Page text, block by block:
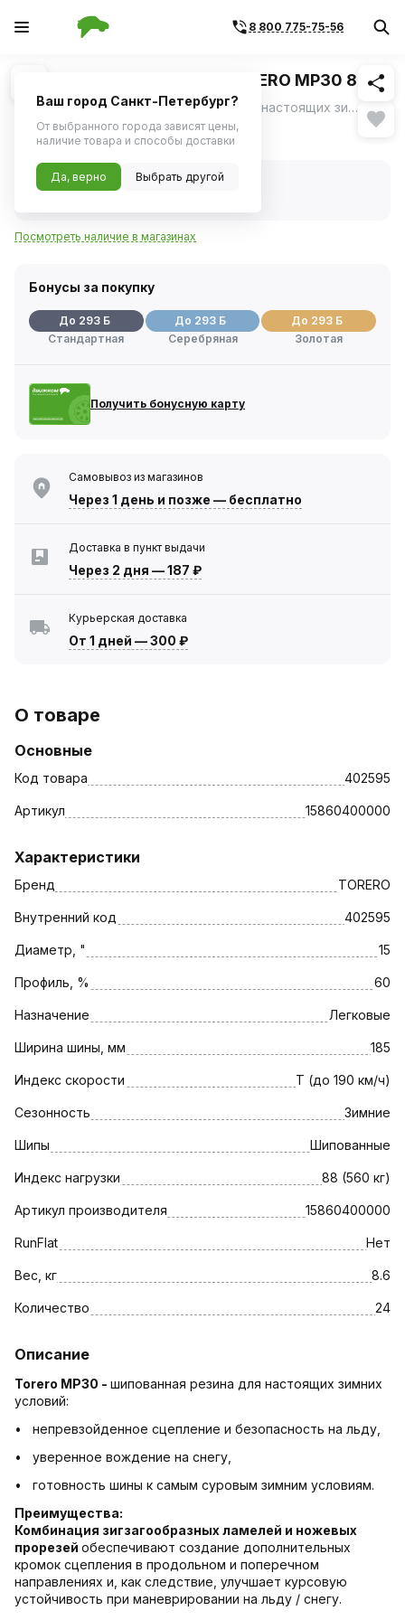
8 800 775-75-56
1/3 Похожие
Шина зимняя R15 185/60 TORERO MP30 88T
Torero MP30 - шипованная резина для настоящих зимних условий: • непревзойденное сцепление и безопасность на льду, • уверенное вождение на снегу, • готовность шины к самым суровым зимним условиям.
5 859 ₽
В наличии
Код товара:402595
Посмотреть наличие в магазинах
Бонусы за покупку
До 293 Б
Стандартная
До 293 Б
Серебряная
До 293 Б
Золотая
Получить бонусную карту
Самовывоз из магазинов
Через 1 день и позже — бесплатно
Доставка в пункт выдачи
Через 2 дня —187 ₽
Курьерская доставка
От 1 дней —300 ₽
О товаре
Основные
Код товара 402595
Артикул 15860400000
Характеристики
Бренд TORERO
Внутренний код 402595
Диаметр, " 15
Профиль, % 60
Назначение Легковые
Ширина шины, мм 185
Индекс скорости T (до 190 км/ч)
Сезонность Зимние
Шипы Шипованные
Индекс нагрузки 88 (560 кг)
Артикул производителя 15860400000
RunFlat Нет
Вес, кг 8.6
Количество 24
Описание
Torero MP30 - шипованная резина для настоящих зимних
условий:
• непревзойденное сцепление и безопасность на льду,
• уверенное вождение на снегу,
• готовность шины к самым суровым зимним условиям.
Преимущества:
Комбинация зигзагообразных ламелей и ножевых
прорезей обеспечивают создание дополнительных
кромок сцепления в продольном и поперечном
направлениях и, как следствие, улучшает курсовую
устойчивость при маневрировании на льду / снегу.
Ваш город Санкт-Петербург?
От выбранного города зависят цены,
наличие товара и способы доставки
Да, верно Выбрать другой